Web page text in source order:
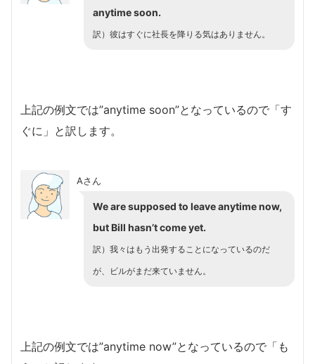
anytime soon.
訳）彼はすぐに社長を降りる気はありません。
上記の例文では”anytime soon”となっているので「す
ぐに」と訳します。
Aさん
We are supposed to leave anytime now,
but Bill hasn’t come yet.
訳）我々はもう出発することになっているのだ
が、ビルがまだ来ていません。
上記の例文では”anytime now”となっているので「も